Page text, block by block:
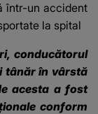
într-un accident
la spital
conducătorul
tânăr în vârstă
acesta a fost
conform